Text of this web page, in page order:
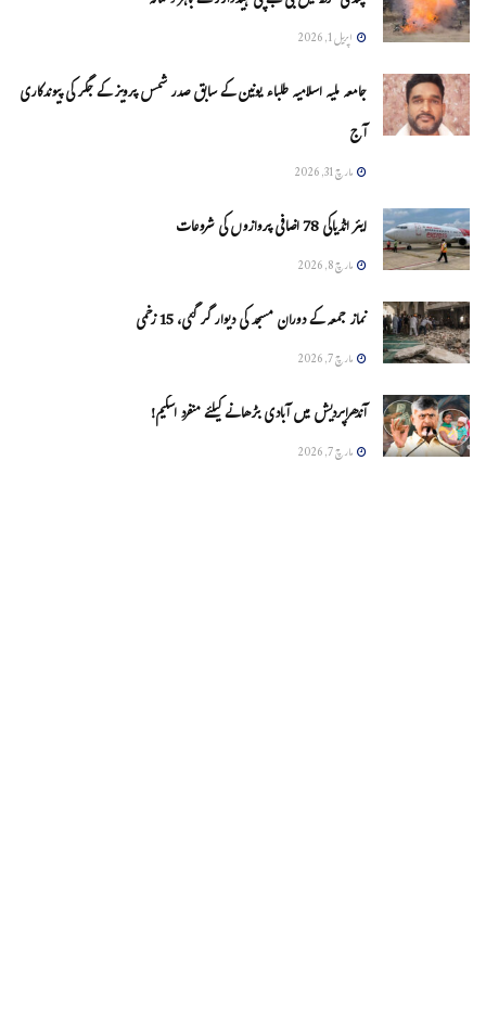
اپریل 1, 2026
جامعہ ملیہ اسلامیہ طلباء یونین کے سابق صدر شمس پرویز کے جگر کی پیوندکاری
آج
مارچ 31, 2026
ایئر انڈیاکی 78 اضافی پروازوں کی شروعات
مارچ 8, 2026
نماز جمعہ کے دوران مسجد کی دیوار گر گئی، 15 زخمی
مارچ 7, 2026
آندھراپردیش میں آبادی بڑھانے کیلئے منفرد اسکیم!
مارچ 7, 2026